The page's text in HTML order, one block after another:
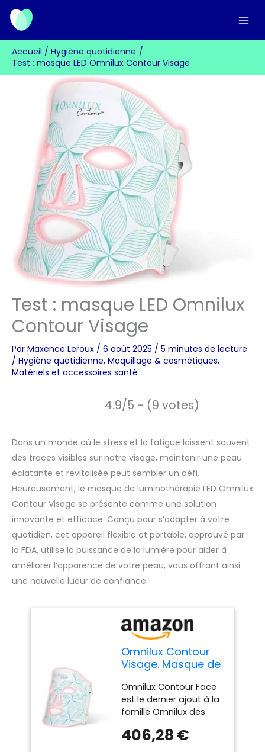
Aller
contenu
Accueil
Hygiène quotidienne
Test : masque LED Omnilux Contour Visage
Test : masque LED Omnilux
Contour Visage
Par Maxence Leroux / 6 août 2025 / 5 minutes de lecture
/ Hygiène quotidienne, Maquillage & cosmétiques,
Matériels et accessoires santé
4.9/5 - (9 votes)
Dans un monde où le stress et la fatigue laissent souvent
des traces visibles sur notre visage, maintenir une peau
éclatante et revitalisée peut sembler un défi.
Heureusement, le masque de luminothérapie LED Omnilux
Contour Visage se présente comme une solution
innovante et efficace. Conçu pour s’adapter à votre
quotidien, cet appareil flexible et portable, approuvé par
la FDA, utilise la puissance de la lumière pour aider à
améliorer l’apparence de votre peau, vous offrant ainsi
une nouvelle lueur de confiance.
Omnilux Contour
Visage. Masque de
portable et flexible
approuvé par la
FDA pour hommes
et femmes
(Women)
Omnilux Contour Face
est le dernier ajout à la
famille Omnilux des
par lumière LED. Le
406,28 €